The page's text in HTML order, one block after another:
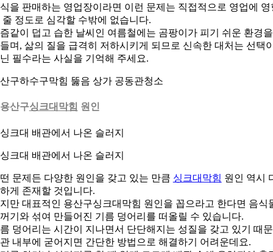
을 판매하는 영업장이라면 이런 문제는 직접적으로 영업에 영
줄 정도로 심각할 수밖에 없습니다.
같이 덥고 습한 날씨인 여름철에는 곰팡이가 피기 쉬운 환경을
며, 삶의 질을 급격히 저하시키게 되므로 신속한 대처는 선택
필수라는 사실을 기억해 주세요.
구하수구막힘 뚫음 상가 공동관청소
용산구싱크대막힘 원인
크대 배관에서 나온 슬러지
문제든 다양한 원인을 갖고 있는 만큼 싱크대막힘 원인 역시
게 존재할 것입니다.
만 대표적인 용산구싱크대막힘 원인을 꼽으라고 한다면 음식
기와 섞여 만들어진 기름 덩어리를 떠올릴 수 있습니다.
덩어리는 시간이 지나면서 단단해지는 성질을 갖고 있기 때
내부에 굳어지면 간단한 방법으로 해결하기 어려운데요.